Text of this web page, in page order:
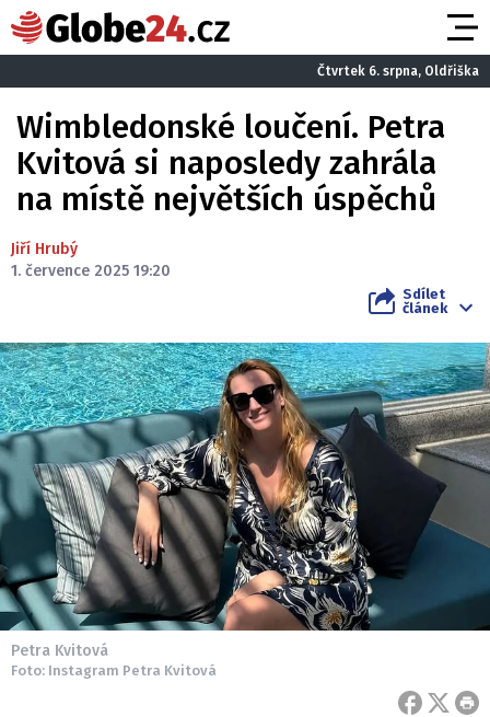
Čtvrtek 6. srpna, Oldřiška
Wimbledonské loučení. Petra
Kvitová si naposledy zahrála
na místě největších úspěchů
Jiří Hrubý
1. července 2025 19:20
Sdílet
článek
Petra Kvitová
Foto: Instagram Petra Kvitová